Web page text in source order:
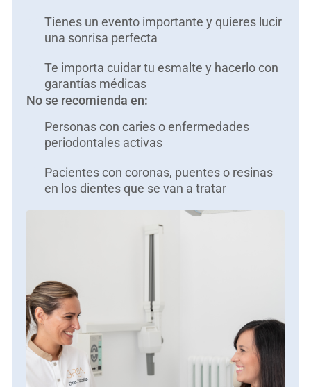
Tienes un evento importante y quieres lucir
una sonrisa perfecta
Te importa cuidar tu esmalte y hacerlo con
garantías médicas
No se recomienda en:
Personas con caries o enfermedades
periodontales activas
Pacientes con coronas, puentes o resinas
en los dientes que se van a tratar